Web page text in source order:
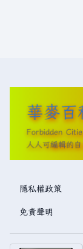
華麥百
Forbidden
人人可編輯的
隱私權政策
免責聲明